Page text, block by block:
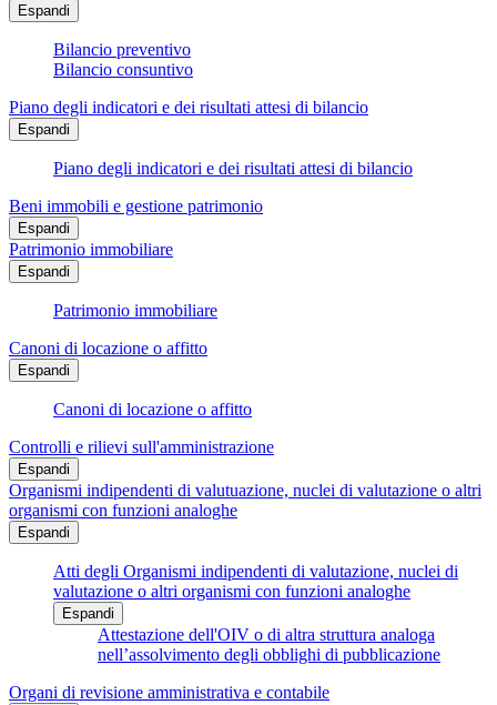
Espandi
Bilancio preventivo
Bilancio consuntivo
Piano degli indicatori e dei risultati attesi di bilancio
Espandi
Piano degli indicatori e dei risultati attesi di bilancio
Beni immobili e gestione patrimonio
Espandi
Patrimonio immobiliare
Espandi
Patrimonio immobiliare
Canoni di locazione o affitto
Espandi
Canoni di locazione o affitto
Controlli e rilievi sull'amministrazione
Espandi
Organismi indipendenti di valutuazione, nuclei di valutazione o altri
organismi con funzioni analoghe
Espandi
Atti degli Organismi indipendenti di valutazione, nuclei di
valutazione o altri organismi con funzioni analoghe
Espandi
Attestazione dell'OIV o di altra struttura analoga
nell’assolvimento degli obblighi di pubblicazione
Organi di revisione amministrativa e contabile